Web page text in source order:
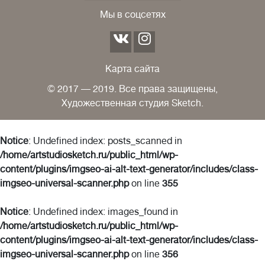
Мы в соцсетях
Карта сайта
© 2017 — 2019. Все права защищены,
Художественная студия Sketch.
Notice: Undefined index: posts_scanned in
/home/artstudiosketch.ru/public_html/wp-
content/plugins/imgseo-ai-alt-text-generator/includes/class-
imgseo-universal-scanner.phpon line 355
Notice: Undefined index: images_found in
/home/artstudiosketch.ru/public_html/wp-
content/plugins/imgseo-ai-alt-text-generator/includes/class-
imgseo-universal-scanner.phpon line 356